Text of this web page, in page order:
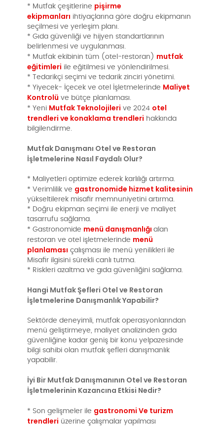
* Mutfak çeşitlerine pişirme
ekipmanları ihtiyaçlarına göre doğru ekipmanın
seçilmesi ve yerleşim planı.
* Gıda güvenliği ve hijyen standartlarının
belirlenmesi ve uygulanması.
* Mutfak ekibinin tüm (otel-restoran) mutfak
eğitimleri ile eğitilmesi ve yönlendirilmesi.
* Tedarikçi seçimi ve tedarik zinciri yönetimi.
* Yiyecek- İçecek ve otel İşletmelerinde Maliyet
Kontrolü ve bütçe planlaması.
* Yeni Mutfak Teknolojileri ve 2024 otel
trendleri ve konaklama trendleri hakkında
bilgilendirme.
Mutfak Danışmanı Otel ve Restoran
İşletmelerine Nasıl Faydalı Olur?
* Maliyetleri optimize ederek karlılığı artırma.
* Verimlilik ve gastronomide hizmet kalitesinin
yükseltilerek misafir memnuniyetini artırma.
* Doğru ekipman seçimi ile enerji ve maliyet
tasarrufu sağlama.
* Gastronomide menü danışmanlığı alan
restoran ve otel işletmelerinde menü
planlaması çalışması ile menü yenilikleri ile
Misafir ilgisini sürekli canlı tutma.
* Riskleri azaltma ve gıda güvenliğini sağlama.
Hangi Mutfak Şefleri Otel ve Restoran
İşletmelerine Danışmanlık Yapabilir?
Sektörde deneyimli, mutfak operasyonlarından
menü geliştirmeye, maliyet analizinden gıda
güvenliğine kadar geniş bir konu yelpazesinde
bilgi sahibi olan mutfak şefleri danışmanlık
yapabilir.
İyi Bir Mutfak Danışmanının Otel ve Restoran
İşletmelerinin Kazancına Etkisi Nedir?
* Son gelişmeler ile gastronomi Ve turizm
trendleri üzerine çalışmalar yapılması